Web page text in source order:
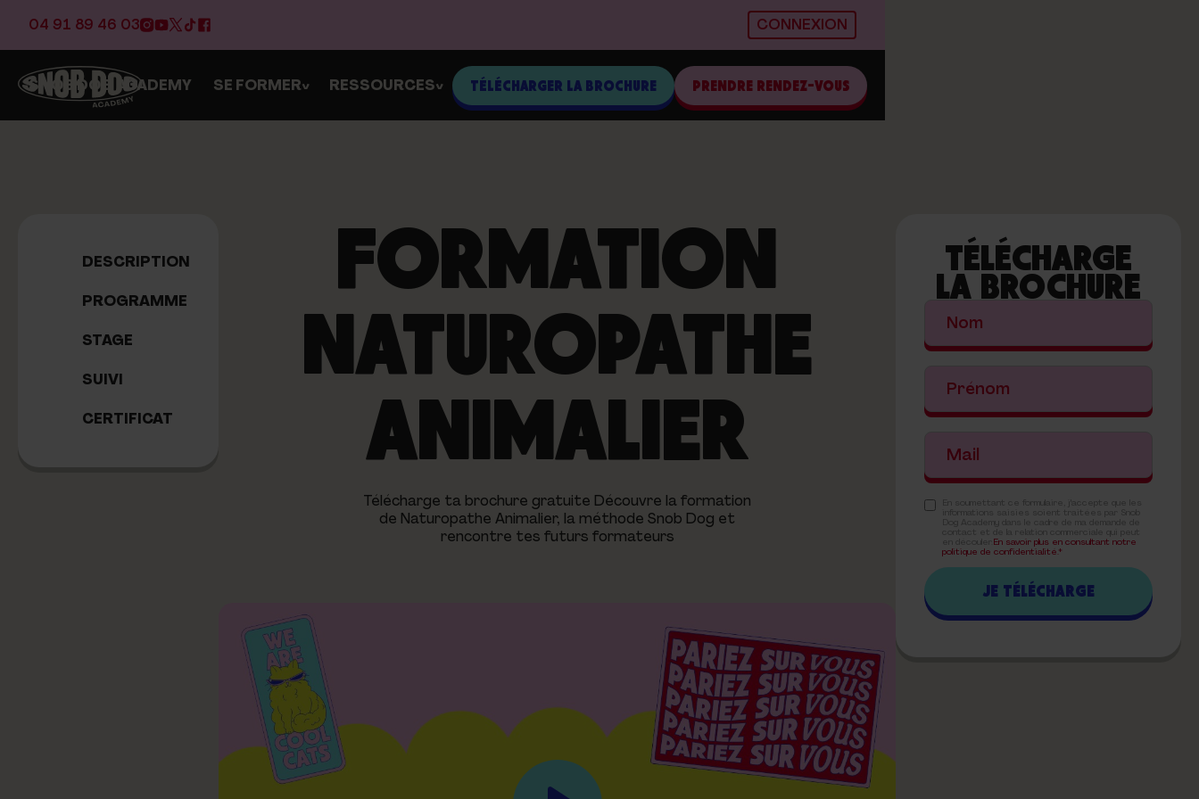
04 91 89 46 03 CONNEXION
SNOB DOG ACADEMY SE FORMER> RESSOURCES> TÉLÉCHARGER LA BROCHURE PRENDRE RENDEZ-VOUS
DESCRIPTION
PROGRAMME
STAGE
SUIVI
CERTIFICAT
FORMATION
NATUROPATHE
ANIMALIER
Télécharge ta brochure gratuite Découvre la formation
de Naturopathe Animalier, la méthode Snob Dog et
rencontre tes futurs formateurs
TÉLÉCHARGE
LA BROCHURE
En savoir plus en consultant notre
politique de confidentialité.*